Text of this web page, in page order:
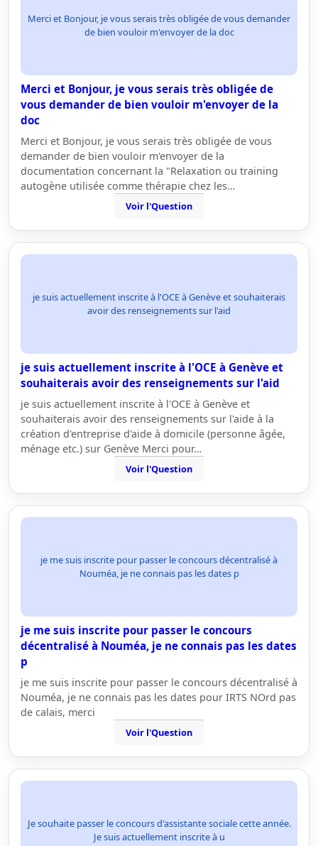
Merci et Bonjour, je vous serais très obligée de vous demander
de bien vouloir m'envoyer de la doc
Merci et Bonjour, je vous serais très obligée de
vous demander de bien vouloir m'envoyer de la
doc
Merci et Bonjour, je vous serais très obligée de vous
demander de bien vouloir m'envoyer de la
documentation concernant la "Relaxation ou training
autogène utilisée comme thérapie chez les…
Voir l'Question
je suis actuellement inscrite à l'OCE à Genève et souhaiterais
avoir des renseignements sur l'aid
je suis actuellement inscrite à l'OCE à Genève et
souhaiterais avoir des renseignements sur l'aid
je suis actuellement inscrite à l'OCE à Genève et
souhaiterais avoir des renseignements sur l'aide à la
création d'entreprise d'aide à domicile (personne âgée,
ménage etc.) sur Genève Merci pour…
Voir l'Question
je me suis inscrite pour passer le concours décentralisé à
Nouméa, je ne connais pas les dates p
je me suis inscrite pour passer le concours
décentralisé à Nouméa, je ne connais pas les dates
p
je me suis inscrite pour passer le concours décentralisé à
Nouméa, je ne connais pas les dates pour IRTS NOrd pas
de calais, merci
Voir l'Question
Je souhaite passer le concours d'assistante sociale cette année.
Je suis actuellement inscrite à u